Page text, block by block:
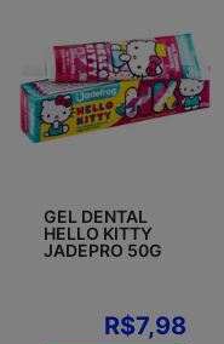
GEL DENTAL
HELLO KITTY
JADEPRO 50G
R$7,98